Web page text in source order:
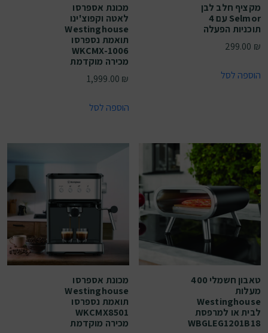
מקציף חלב לבן
Selmor עם 4
תוכניות הפעלה
299.00 ₪
הוספה לסל
מכונת אספרסו
לאטה וקפוצ'ינו
Westinghouse
תואמת נספרסו
WKCMX-1006
מכירה מוקדמת
1,999.00 ₪
הוספה לסל
טאבון חשמלי 400
מעלות
Westinghouse
לבית או למרפסת
WBGLEG1201B18
מכונת אספרסו
Westinghouse
תואמת נספרסו
WKCMX8501
מכירה מוקדמת